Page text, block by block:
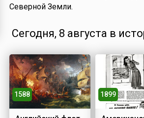
Северной Земли.
Сегодня, 8 августа в
1588 1899